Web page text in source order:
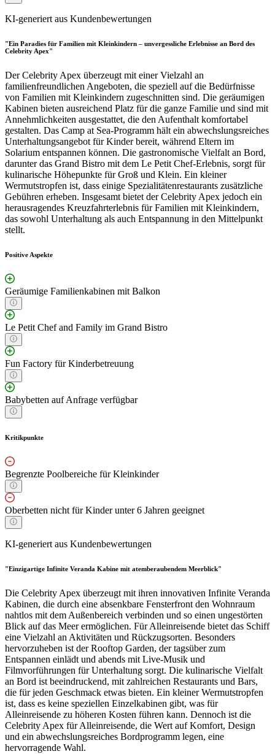
KI-generiert aus Kundenbewertungen
"Ein Paradies für Familien mit Kleinkindern – unvergessliche Erlebnisse an Bord des
Celebrity Apex"
Der Celebrity Apex überzeugt mit einer Vielzahl an
familienfreundlichen Angeboten, die speziell auf die Bedürfnisse
von Familien mit Kleinkindern zugeschnitten sind. Die geräumigen
Kabinen bieten ausreichend Platz für die ganze Familie und sind mit
Annehmlichkeiten ausgestattet, die den Aufenthalt komfortabel
gestalten. Das Camp at Sea-Programm hält ein abwechslungsreiches
Unterhaltungsangebot für Kinder bereit, während Eltern im
Solarium entspannen können. Die gastronomische Vielfalt an Bord,
darunter das Grand Bistro mit dem Le Petit Chef-Erlebnis, sorgt für
kulinarische Höhepunkte für Groß und Klein. Ein kleiner
Wermutstropfen ist, dass einige Spezialitätenrestaurants zusätzliche
Gebühren erheben. Insgesamt bietet der Celebrity Apex jedoch ein
herausragendes Kreuzfahrterlebnis für Familien mit Kleinkindern,
das sowohl Unterhaltung als auch Entspannung in den Mittelpunkt
stellt.
Positive Aspekte
Geräumige Familienkabinen mit Balkon
Le Petit Chef and Family im Grand Bistro
Fun Factory für Kinderbetreuung
Babybetten auf Anfrage verfügbar
Kritikpunkte
Begrenzte Poolbereiche für Kleinkinder
Oberbetten nicht für Kinder unter 6 Jahren geeignet
KI-generiert aus Kundenbewertungen
"Einzigartige Infinite Veranda Kabine mit atemberaubendem Meerblick"
Die Celebrity Apex überzeugt mit ihren innovativen Infinite Veranda
Kabinen, die durch eine absenkbare Fensterfront den Wohnraum
nahtlos mit dem Außenbereich verbinden und so einen ungestörten
Blick auf das Meer ermöglichen. Für Alleinreisende bietet das Schiff
eine Vielzahl an Aktivitäten und Rückzugsorten. Besonders
hervorzuheben ist der Rooftop Garden, der tagsüber zum
Entspannen einlädt und abends mit Live-Musik und
Filmvorführungen für Unterhaltung sorgt. Die kulinarische Vielfalt
an Bord ist beeindruckend, mit zahlreichen Restaurants und Bars,
die für jeden Geschmack etwas bieten. Ein kleiner Wermutstropfen
ist, dass es keine speziellen Einzelkabinen gibt, was für
Alleinreisende zu höheren Kosten führen kann. Dennoch ist die
Celebrity Apex für Alleinreisende, die Wert auf Komfort, Design
und ein abwechslungsreiches Bordprogramm legen, eine
hervorragende Wahl.